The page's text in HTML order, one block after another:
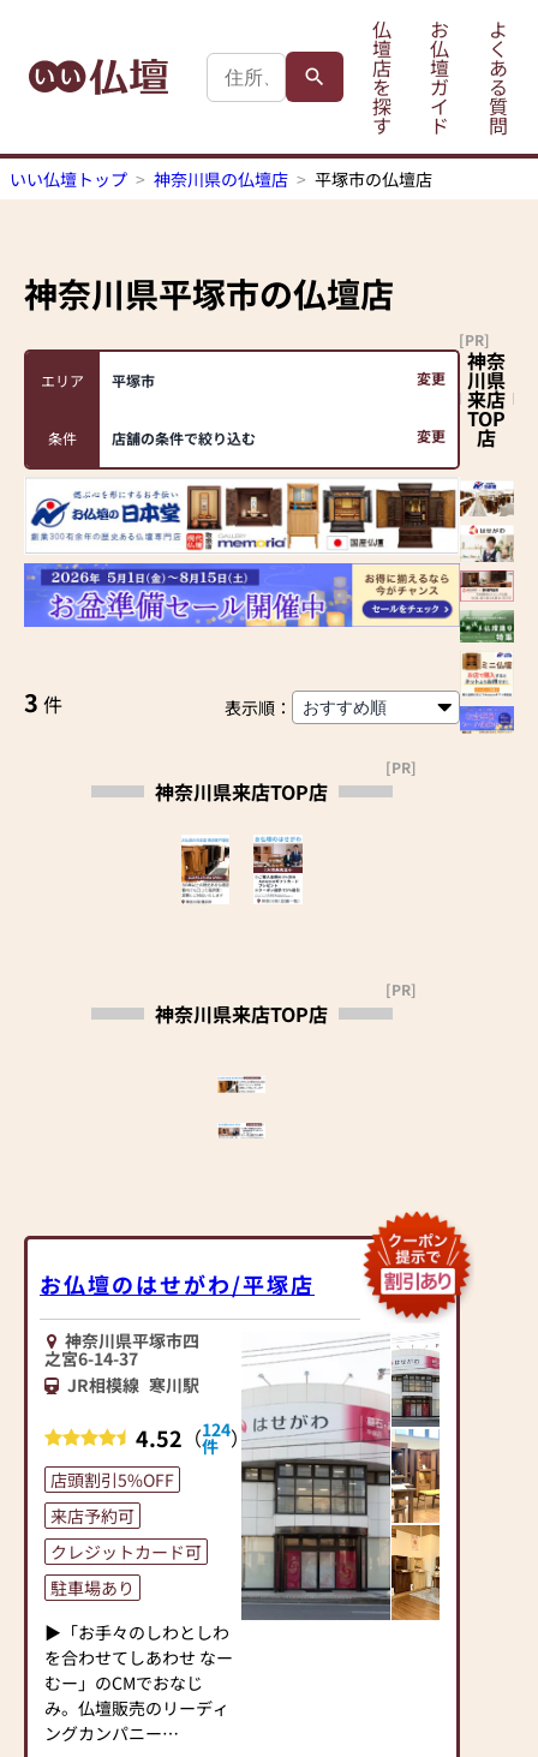
仏
壇
店
を
探
す
お
仏
壇
ガ
イ
ド
よ
く
あ
る
質
問
いい仏壇トップ 神奈川県の仏壇店 平塚市の仏壇店
神奈川県平塚市の仏壇店
エリア 平塚市 変更
条件 店舗の条件で絞り込む 変更
3 件 表示順：
神奈川県来店TOP店
[PR]
神奈川県来店TOP店
[PR]
お仏壇のはせがわ/平塚店
神奈川県平塚市四
之宮6-14-37
JR相模線 寒川駅
4.52 （124
件 ）
店頭割引5%OFF
来店予約可
クレジットカード可
駐車場あり
▶「お手々のしわとしわ
を合わせてしあわせ なー
むー」のCMでおなじ
み。仏壇販売のリーディ
ングカンパニー
神奈
川県
来店
TOP
店
[PR]